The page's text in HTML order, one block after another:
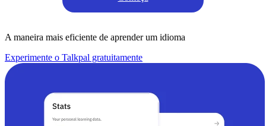
A maneira mais eficiente de aprender um idioma
Experimente o Talkpal gratuitamente